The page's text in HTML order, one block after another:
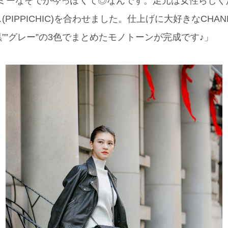
を合わせました。仕上げに大好きな
グレー”の3色でまとめたモノトーンが完成です♪」